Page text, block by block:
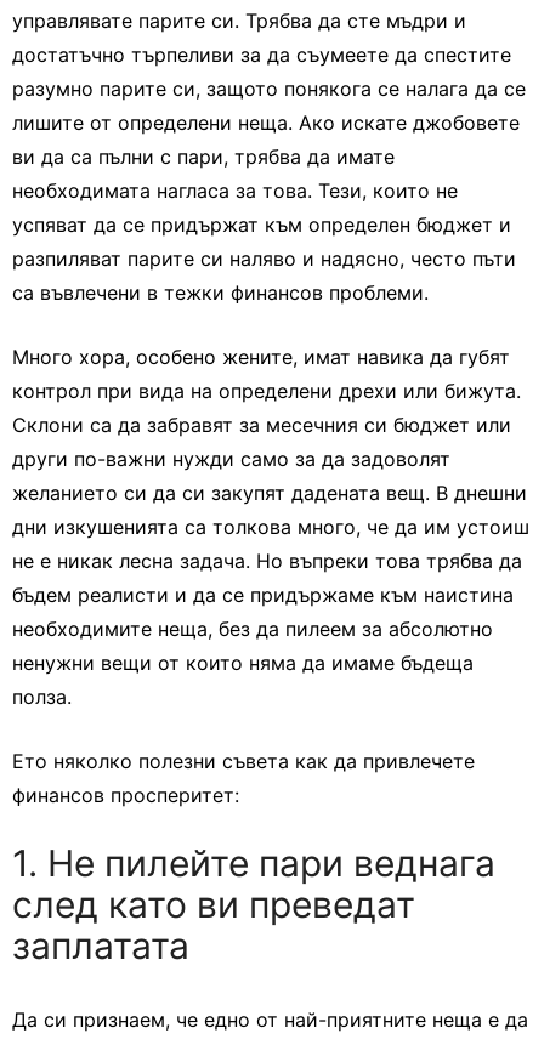
управлявате парите си. Трябва да сте мъдри и
достатъчно търпеливи за да съумеете да спестите
разумно парите си, защото понякога се налага да се
лишите от определени неща. Ако искате джобовете
ви да са пълни с пари, трябва да имате
необходимата нагласа за това. Тези, които не
успяват да се придържат към определен бюджет и
разпиляват парите си наляво и надясно, често пъти
са въвлечени в тежки финансов проблеми.
Много хора, особено жените, имат навика да губят
контрол при вида на определени дрехи или бижута.
Склони са да забравят за месечния си бюджет или
други по-важни нужди само за да задоволят
желанието си да си закупят дадената вещ. В днешни
дни изкушенията са толкова много, че да им устоиш
не е никак лесна задача. Но въпреки това трябва да
бъдем реалисти и да се придържаме към наистина
необходимите неща, без да пилеем за абсолютно
ненужни вещи от които няма да имаме бъдеща
полза.
Ето няколко полезни съвета как да привлечете
финансов просперитет:
1. Не пилейте пари веднага
след като ви преведат
заплатата
Да си признаем, че едно от най-приятните неща е да